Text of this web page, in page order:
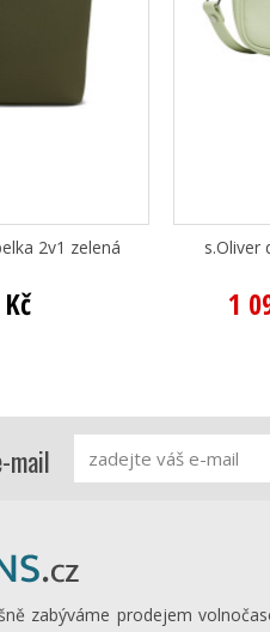
2v1 zelená s.Oliver
1
mail
zabýváme prodejem